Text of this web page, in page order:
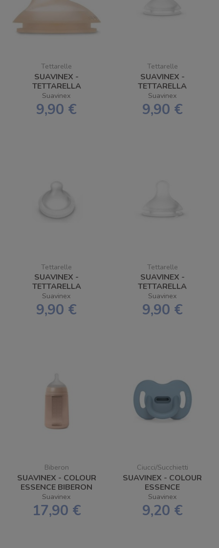
Tettarelle
SUAVINEX -
TETTARELLA
BIBERON
ANTICOLICA 2 PEZZI
ZERO.ZERO /
Suavinex
9,90 €
Tettarelle
SUAVINEX -
TETTARELLA
SILICONE SX PRO
FISIO - S 2 PEZZI
Suavinex
9,90 €
Tettarelle
SUAVINEX -
TETTARELLA
SILICONE SX PRO
FISIO - M 2 PEZZI
Suavinex
9,90 €
Tettarelle
SUAVINEX -
TETTARELLA
SILICONE SX PRO
FISIO - L 2 PEZZI
Suavinex
9,90 €
Biberon
SUAVINEX - COLOUR
ESSENCE BIBERON
IN SILICONE 240ML
FLUSSO M
Suavinex
17,90 €
Ciucci/Succhietti
SUAVINEX - COLOUR
ESSENCE
SUCCHIETTO 100%
SILICONE FISIO SX
PRO 0/6
Suavinex
9,20 €